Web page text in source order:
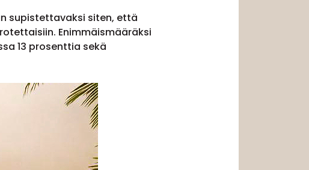
supistettavaksi siten, että
Enimmäismääräksi
13 prosenttia sekä